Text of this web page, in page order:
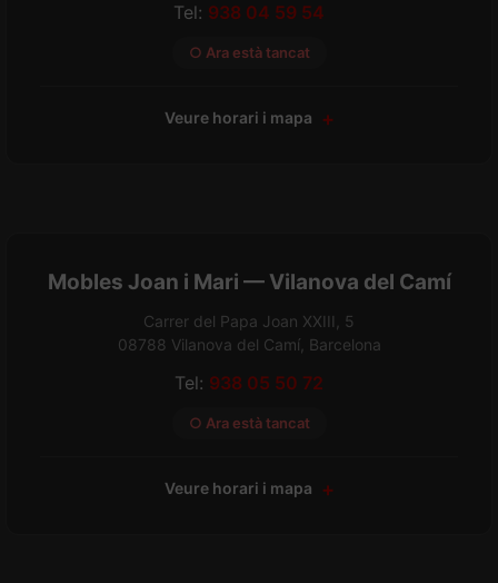
Tel: 938 04 59 54
○ Ara està tancat
Veure horari i mapa
Mobles Joan i Mari — Vilanova del Camí
Carrer del Papa Joan XXIII, 5
08788 Vilanova del Camí, Barcelona
Tel: 938 05 50 72
○ Ara està tancat
Veure horari i mapa